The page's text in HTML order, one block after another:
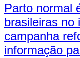
Parto normal
brasileiras no
campanha
informação